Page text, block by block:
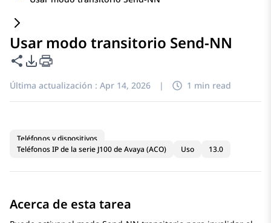
Usar modo transitorio Send-NN
Compartir esta página
Opciones de exportación de PDF
Última actualización : Apr 14, 2026 | 1 min read
Teléfonos y dispositivos
Teléfonos IP de la serie J100 de Avaya (ACO)
Uso 13.0
Acerca de esta tarea